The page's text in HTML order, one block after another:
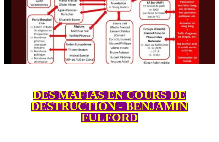
DES MAFIAS EN COURS DE
DESTRUCTION - BENJAMIN
FULFORD